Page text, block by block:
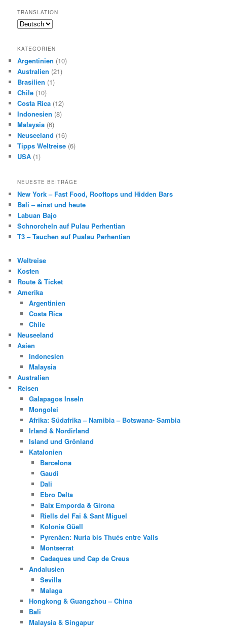
TRANSLATION
KATEGORIEN
Argentinien (10)
Australien (21)
Brasilien (1)
Chile (10)
Costa Rica (12)
Indonesien (8)
Malaysia (6)
Neuseeland (16)
Tipps Weltreise (6)
USA (1)
NEUESTE BEITRÄGE
New York – Fast Food, Rooftops und Hidden Bars
Bali – einst und heute
Labuan Bajo
Schnorcheln auf Pulau Perhentian
T3 – Tauchen auf Pualau Perhentian
Weltreise
Kosten
Route & Ticket
Amerika
Argentinien
Costa Rica
Chile
Neuseeland
Asien
Indonesien
Malaysia
Australien
Reisen
Galapagos Inseln
Mongolei
Afrika: Südafrika – Namibia – Botswana- Sambia
Irland & Nordirland
Island und Grönland
Katalonien
Barcelona
Gaudi
Dali
Ebro Delta
Baix Emporda & Girona
Riells del Fai & Sant Miguel
Kolonie Güell
Pyrenäen: Nuria bis Thués entre Valls
Montserrat
Cadaques und Cap de Creus
Andalusien
Sevilla
Malaga
Hongkong & Guangzhou – China
Bali
Malaysia & Singapur